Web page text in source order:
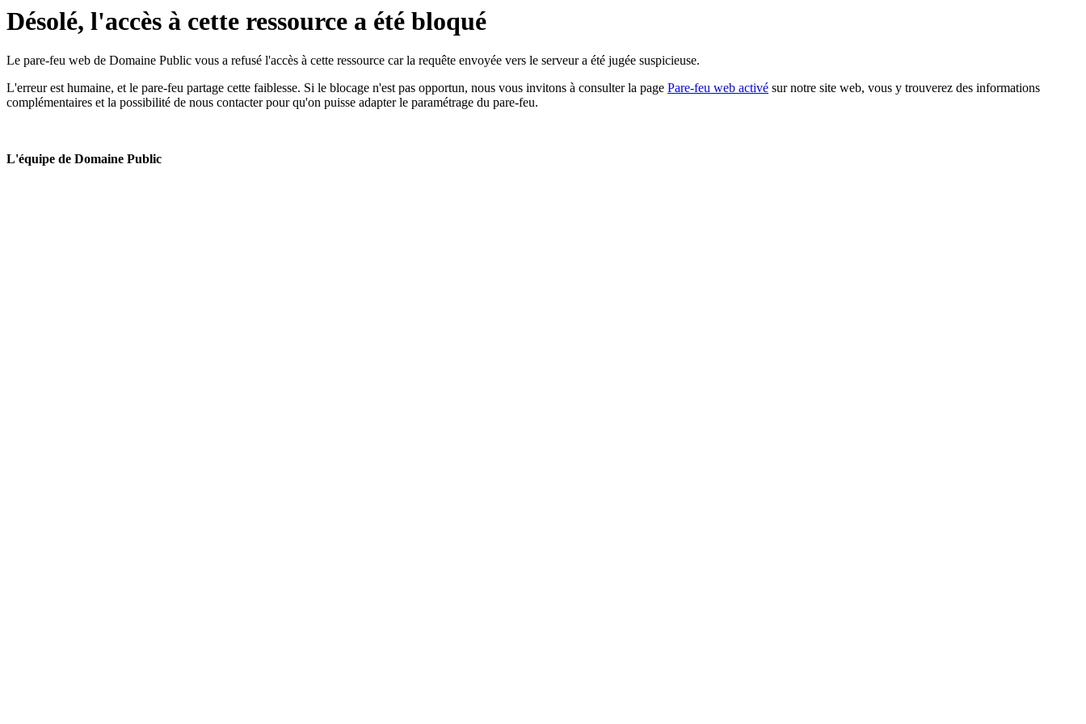
Désolé, l'accès à cette ressource a été bloqué
Le pare-feu web de Domaine Public vous a refusé l'accès à cette ressource car la requête envoyée vers le serveur a été jugée suspicieuse.
L'erreur est humaine, et le pare-feu partage cette faiblesse. Si le blocage n'est pas opportun, nous vous invitons à consulter la page Pare-feu web activé sur notre site web, vous y trouverez des informations
complémentaires et la possibilité de nous contacter pour qu'on puisse adapter le paramétrage du pare-feu.
L'équipe de Domaine Public